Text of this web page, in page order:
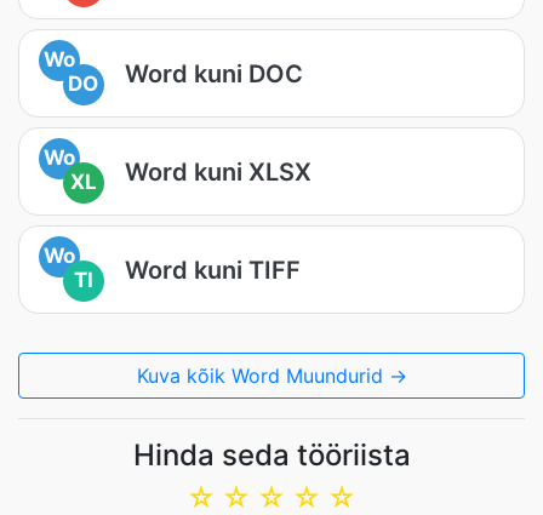
Wo
DO
Word kuni DOC
Wo
XL
Word kuni XLSX
Wo
TI
Word kuni TIFF
Kuva kõik Word Muundurid →
Hinda seda tööriista
☆
☆
☆
☆
☆